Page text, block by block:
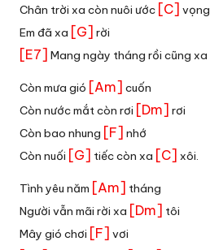
Chân trời xa còn nuôi ước [C] vọng
Em đã xa [G] rời
[E7] Mang ngày tháng rồi cũng xa
Còn mưa gió [Am] cuốn
Còn nước mắt còn rơi [Dm] rơi
Còn bao nhung [F] nhớ
Còn nuối [G] tiếc còn xa [C] xôi.
Tình yêu năm [Am] tháng
Người vẫn mãi rời xa [Dm] tôi
Mây gió chơi [F] vơi